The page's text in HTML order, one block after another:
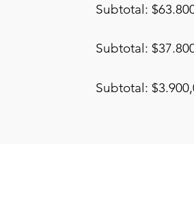
Subtotal:
Subtotal:
Subtotal: